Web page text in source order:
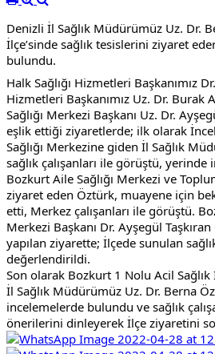
Denizli İl Sağlık Müdürümüz Uz. Dr.
İlçe’sinde sağlık tesislerini ziyaret
bulundu.
Halk Sağlığı Hizmetleri Başkanımız
Hizmetleri Başkanımız Uz. Dr. Burak
Sağlığı Merkezi Başkanı Uz. Dr.
eşlik ettiği ziyaretlerde; ilk olarak
Sağlığı Merkezine giden İl Sağlık
sağlık çalışanları ile görüştü,
Bozkurt Aile Sağlığı Merkezi ve
ziyaret eden Öztürk, muayene için
etti, Merkez çalışanları ile görüştü.
Merkezi Başkanı Dr. Ayşegül
yapılan ziyarette; İlçede sunulan
değerlendirildi.
Son olarak Bozkurt 1 Nolu Acil
İl Sağlık Müdürümüz Uz. Dr. Berna
incelemelerde bulundu ve sağlık
önerilerini dinleyerek İlçe ziyaretini